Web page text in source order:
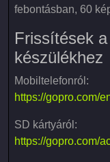
febontásban, 60
Frissítések
készülékhez
Mobiltelefonról:
https://gopro.com/
SD kártyáról:
https://gopro.com/